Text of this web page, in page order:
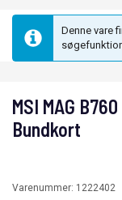
Denne vare
MSI MAG
Bundkort
Varenummer: 1222402